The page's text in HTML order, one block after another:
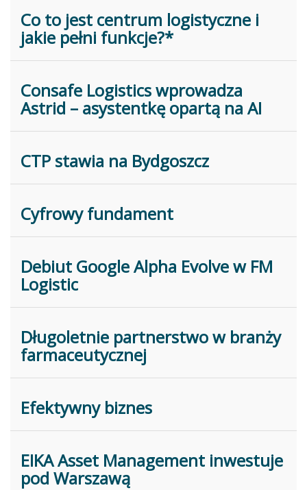
Co to jest centrum logistyczne i
jakie pełni funkcje?*
Consafe Logistics wprowadza
Astrid – asystentkę opartą na AI
CTP stawia na Bydgoszcz
Cyfrowy fundament
Debiut Google Alpha Evolve w FM
Logistic
Długoletnie partnerstwo w branży
farmaceutycznej
Efektywny biznes
EIKA Asset Management inwestuje
pod Warszawą